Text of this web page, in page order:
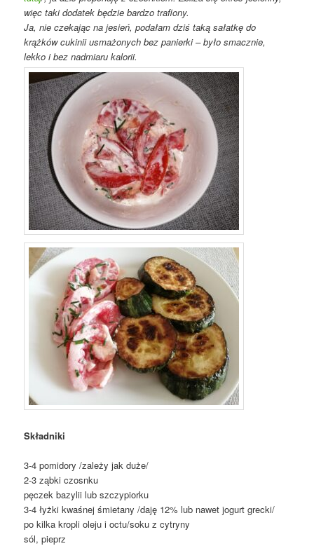
więc taki dodatek będzie bardzo trafiony.
Ja, nie czekając na jesień, podałam dziś taką sałatkę do
krążków cukinii usmażonych bez panierki – było smacznie,
lekko i bez nadmiaru kalorii.
Składniki
3-4 pomidory /zależy jak duże/
2-3 ząbki czosnku
pęczek bazylii lub szczypiorku
3-4 łyżki kwaśnej śmietany /daję 12% lub nawet jogurt grecki/
po kilka kropli oleju i octu/soku z cytryny
sól, pieprz